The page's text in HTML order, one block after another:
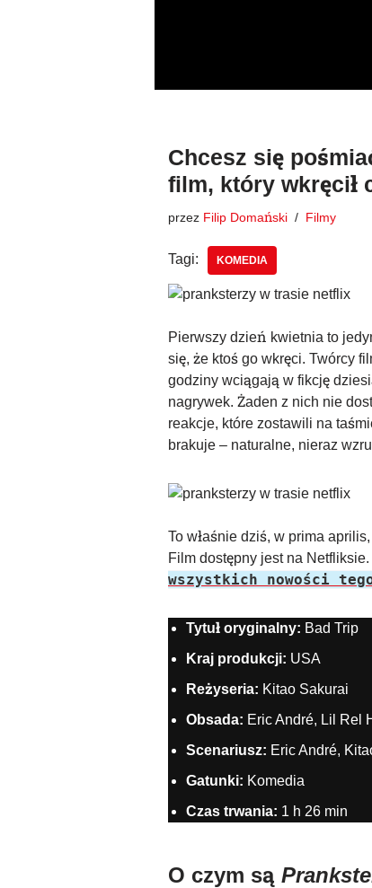
treści
Chcesz się
film, który wkręcił
przez Filip Domański Filmy
Tagi: KOMEDIA
Pierwszy dzień kwietnia to
się, że ktoś go wkręci. Twórcy
godziny wciągają w fikcję
nagrywek. Żaden z nich nie
reakcje, które zostawili na
brakuje – naturalne, nieraz
To właśnie dziś, w prima aprilis,
Film dostępny jest na Netfliksie.
wszystkich nowości
Tytuł oryginalny: Bad Trip
Kraj produkcji: USA
Reżyseria: Kitao Sakurai
Obsada: Eric André, Lil Rel
Scenariusz: Eric André,
Gatunki: Komedia
Czas trwania: 1 h 26 min
O czym są